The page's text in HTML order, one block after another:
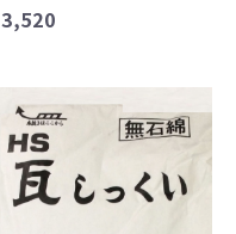
￥3,520